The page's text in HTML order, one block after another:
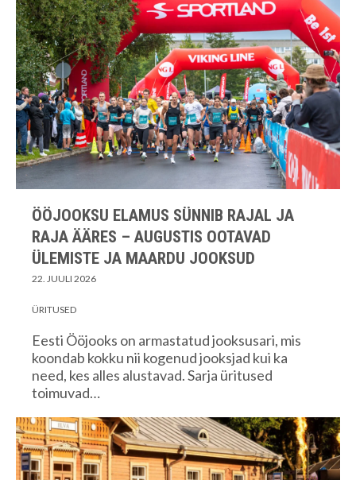
ÖÖJOOKSU ELAMUS SÜNNIB RAJAL JA
RAJA ÄÄRES – AUGUSTIS OOTAVAD
ÜLEMISTE JA MAARDU JOOKSUD
22. JUULI 2026
ÜRITUSED
Eesti Ööjooks on armastatud jooksusari, mis
koondab kokku nii kogenud jooksjad kui ka
need, kes alles alustavad. Sarja üritused
toimuvad…